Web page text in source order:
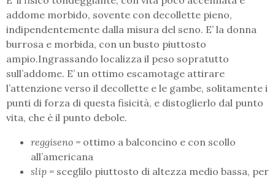
addome morbido, sovente con decollette pieno,
indipendentemente dalla misura del seno. E’ la donna
burrosa e morbida, con un busto piuttosto
ampio.Ingrassando localizza il peso sopratutto
sull’addome. E’ un ottimo escamotage attirare
l’attenzione verso il decollette e le gambe, solitamente i
punti di forza di questa fisicità, e distoglierlo dal punto
vita, che è il punto debole.
reggiseno = ottimo a balconcino e con scollo
all’americana
slip = sceglilo piuttosto di altezza medio bassa, per